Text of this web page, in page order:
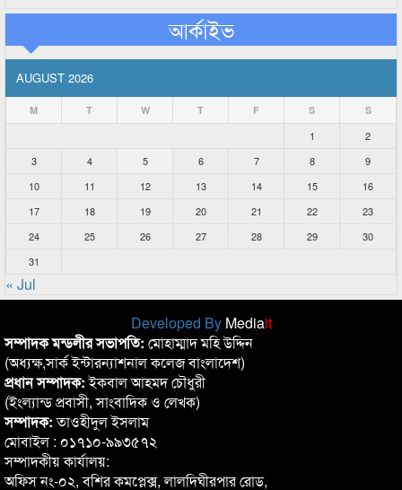
আর্কাইভ
AUGUST 2026
M T W T F S S
1
2
3
4 5 6 7 8
9
10
11 12 13 14 15
16
17
18 19 20 21 22
23
24
25 26 27 28 29
30
31
« Jul
Developed By Mediait
সম্পাদক মন্ডলীর সভাপতি: মোহাম্মাদ মহি উদ্দিন
(অধ্যক্ষ,সার্ক ইন্টারন্যাশনাল কলেজ বাংলাদেশ)
প্রধান সম্পাদক:ইকবাল আহমদ চৌধুরী
(ইংল্যান্ড প্রবাসী, সাংবাদিক ও লেখক)
সম্পাদক:তাওহীদুল ইসলাম
মোবাইল : ০১৭১০-৯৯৩৫৭২
সম্পাদকীয় কার্যালয়:
অফিস নং-০২, বশির কমপ্লেক্স, লালদিঘীরপার রোড,